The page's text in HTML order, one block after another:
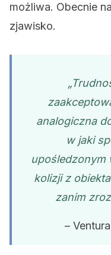
możliwa. Obecnie
zjawisko.
analogiczna
w jaki
upośledzonym
kolizji z
zanim
–